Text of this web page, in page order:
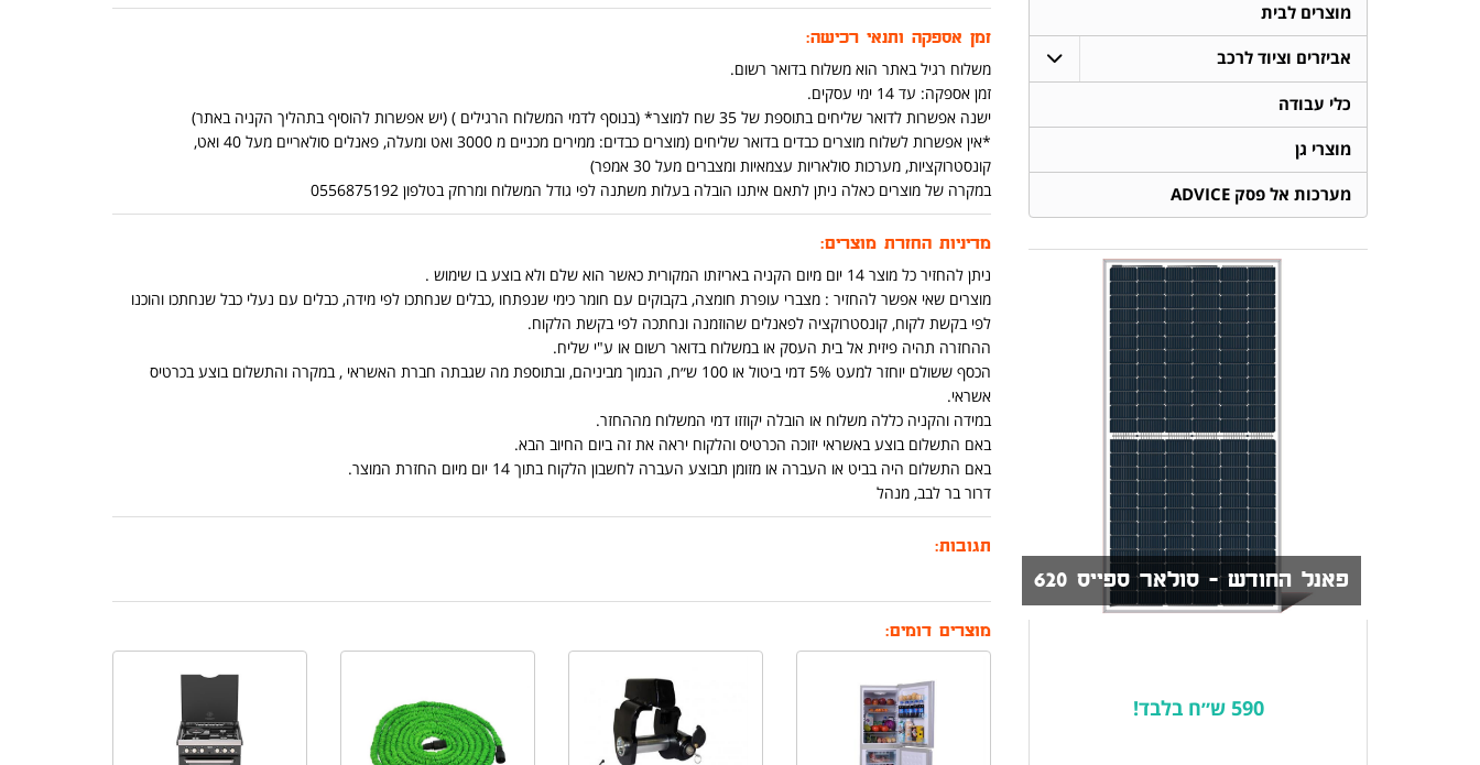
זמן אספקה ותנאי רכישה:
משלוח רגיל באתר הוא משלוח בדואר רשום.
זמן אספקה: עד 14 ימי עסקים.
ישנה אפשרות לדואר שליחים בתוספת של 35 שח למוצר* (בנוסף לדמי המשלוח הרגילים ) (יש אפשרות להוסיף בתהליך הקניה באתר)
*אין אפשרות לשלוח מוצרים כבדים בדואר שליחים (מוצרים כבדים: ממירים מכניים מ 3000 ואט ומעלה, פאנלים סולאריים מעל 40 ואט,
קונסטרוקציות, מערכות סולאריות עצמאיות ומצברים מעל 30 אמפר)
במקרה של מוצרים כאלה ניתן לתאם איתנו הובלה בעלות משתנה לפי גודל המשלוח ומרחק בטלפון 0556875192
מדיניות החזרת מוצרים:
ניתן להחזיר כל מוצר 14 יום מיום הקניה באריזתו המקורית כאשר הוא שלם ולא בוצע בו שימוש .
מוצרים שאי אפשר להחזיר : מצברי עופרת חומצה, בקבוקים עם חומר כימי שנפתחו ,כבלים שנחתכו לפי מידה, כבלים עם נעלי כבל שנחתכו והוכנו
לפי בקשת לקוח, קונסטרוקציה לפאנלים שהוזמנה ונחתכה לפי בקשת הלקוח.
ההחזרה תהיה פיזית אל בית העסק או במשלוח בדואר רשום או ע"י שליח.
הכסף ששולם יוחזר למעט 5% דמי ביטול או 100 ש״ח, הנמוך מביניהם, ובתוספת מה שגבתה חברת האשראי , במקרה והתשלום בוצע בכרטיס
אשראי.
במידה והקניה כללה משלוח או הובלה יקוזזו דמי המשלוח מההחזר.
באם התשלום בוצע באשראי יזוכה הכרטיס והלקוח יראה את זה ביום החיוב הבא.
באם התשלום היה בביט או העברה או מזומן תבוצע העברה לחשבון הלקוח בתוך 14 יום מיום החזרת המוצר.
דרור בר לבב, מנהל
תגובות:
מוצרים דומים:
מוצרים לבית
אביזרים וציוד לרכב
כלי עבודה
מוצרי גן
מערכות אל פסק ADVICE
פאנל החודש - סולאר ספייס 620
590 ש״ח בלבד!